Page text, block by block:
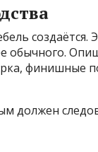
создаётся.
обычного.
финишные
должен